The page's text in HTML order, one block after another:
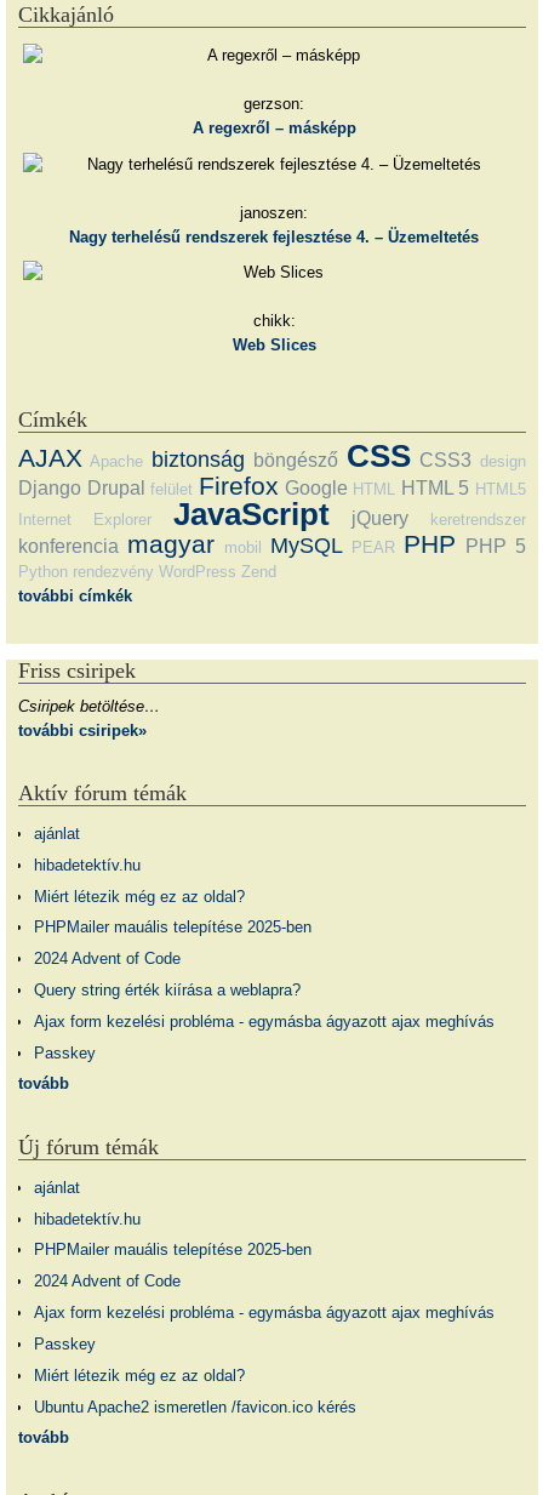
Cikkajánló
gerzson:
A regexről – másképp
janoszen:
Nagy terhelésű rendszerek fejlesztése 4. – Üzemeltetés
chikk:
Web Slices
Címkék
AJAX Apache biztonság böngésző CSS CSS3 design
Django Drupal felület Firefox Google HTML HTML 5 HTML5
Internet Explorer
JavaScript jQuery keretrendszer
konferencia magyar mobil MySQL PEAR PHP PHP 5
Python rendezvény WordPress Zend
további címkék
Friss csiripek
Csiripek betöltése…
további csiripek»
Aktív fórum témák
ajánlat
hibadetektív.hu
Miért létezik még ez az oldal?
PHPMailer mauális telepítése 2025-ben
2024 Advent of Code
Query string érték kiírása a weblapra?
Ajax form kezelési probléma - egymásba ágyazott ajax meghívás
Passkey
tovább
Új fórum témák
ajánlat
hibadetektív.hu
PHPMailer mauális telepítése 2025-ben
2024 Advent of Code
Ajax form kezelési probléma - egymásba ágyazott ajax meghívás
Passkey
Miért létezik még ez az oldal?
Ubuntu Apache2 ismeretlen /favicon.ico kérés
tovább